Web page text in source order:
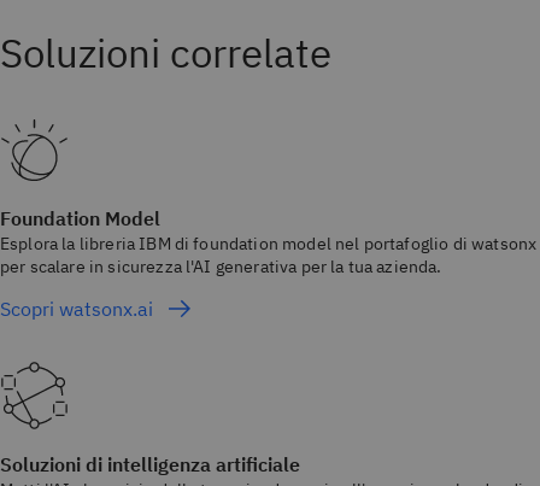
Foundation Model
Esplora la libreria IBM di foundation model nel portafoglio di watsonx
per scalare in sicurezza l'AI generativa per la tua azienda.
Scopri watsonx.ai
Soluzioni di intelligenza artificiale